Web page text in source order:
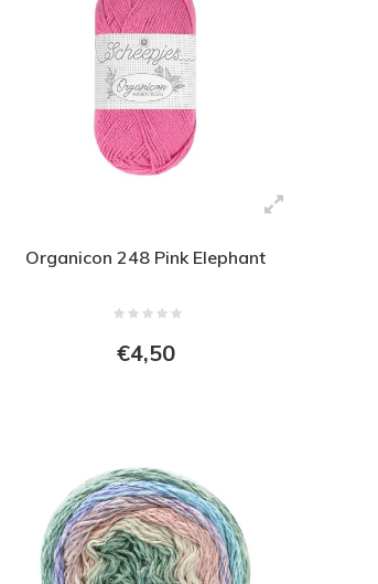
Organicon 248 Pink Elephant
€4,50